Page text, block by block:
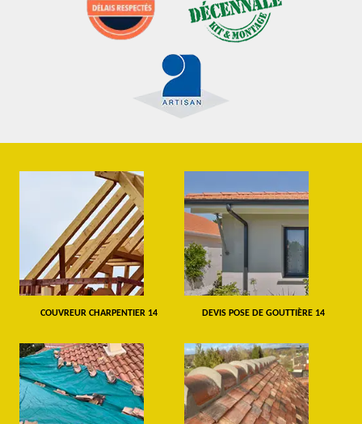
COUVREUR CHARPENTIER 14 DEVIS POSE DE GOUTTIÈRE 14